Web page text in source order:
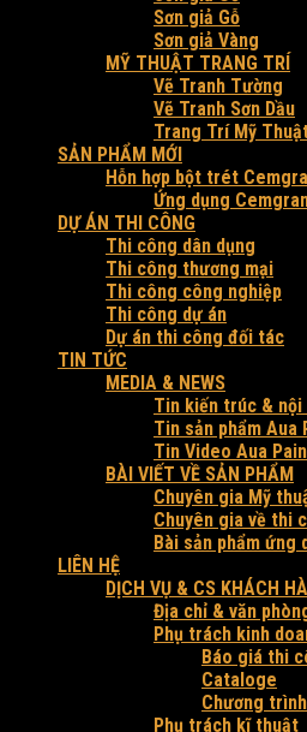
Sơn giả Gỗ
Sơn giả Vàng
MỸ THUẬT TRANG TRÍ
Vẽ Tranh Tường
Vẽ Tranh Sơn Dầu
Trang Trí Mỹ
SẢN PHẨM MỚI
Hỗn hợp bột trét
Ứng dụng
DỰ ÁN THI CÔNG
Thi công dân dụng
Thi công thương mại
Thi công công nghiệp
Thi công dự án
Dự án thi công đối tác
TIN TỨC
MEDIA & NEWS
Tin kiến trúc &
Tin sản phẩm Aua
Tin Video Aua
BÀI VIẾT VỀ SẢN PHẨM
Chuyên gia Mỹ
Chuyên gia về thi
Bài sản phẩm ứng
LIÊN HỆ
DỊCH VỤ & CS KHÁCH
Địa chỉ & văn
Phụ trách kinh
Báo giá thi
Cataloge
Chương trình
Phụ trách kĩ thuật